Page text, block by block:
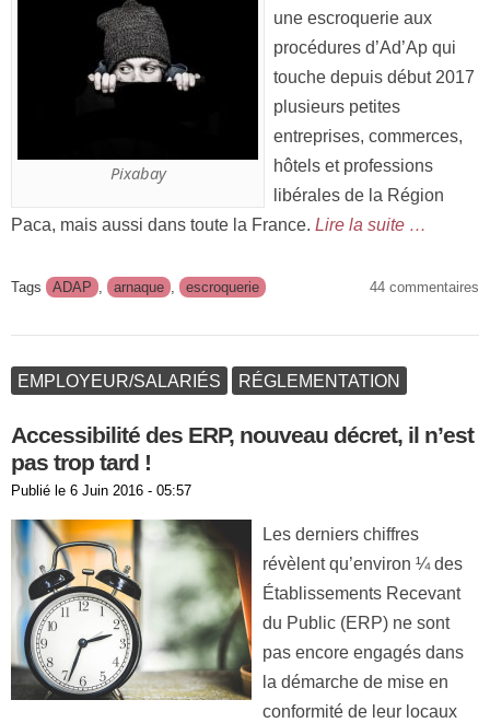
Pixabay
une escroquerie aux
procédures d’Ad’Ap qui
touche depuis début 2017
plusieurs petites
entreprises, commerces,
hôtels et professions
libérales de la Région
Paca, mais aussi dans toute la France. Lire la suite …
Tags ADAP , arnaque , escroquerie 44 commentaires
EMPLOYEUR/SALARIÉS RÉGLEMENTATION
Accessibilité des ERP, nouveau décret, il n’est
pas trop tard !
Publié le 6 Juin 2016 - 05:57
Les derniers chiffres
révèlent qu’environ ¼ des
Établissements Recevant
du Public (ERP) ne sont
pas encore engagés dans
la démarche de mise en
conformité de leur locaux